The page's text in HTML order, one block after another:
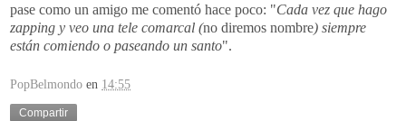
pase como un amigo me comentó hace poco: "Cada vez que hago
zapping y veo una tele comarcal (no diremos nombre) siempre
están comiendo o paseando un santo".
PopBelmondo en 14:55
Compartir